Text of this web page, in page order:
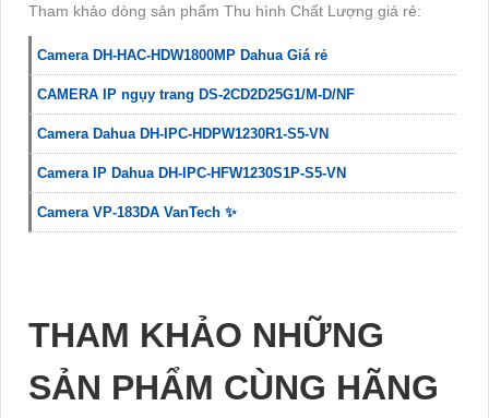
Tham khảo dòng sản phẩm Thu hình Chất Lượng giá rẻ:
Camera DH-HAC-HDW1800MP Dahua Giá rẻ
CAMERA IP ngụy trang DS-2CD2D25G1/M-D/NF
Camera Dahua DH-IPC-HDPW1230R1-S5-VN
Camera IP Dahua DH-IPC-HFW1230S1P-S5-VN
Camera VP-183DA VanTech ✨
THAM KHẢO NHỮNG
SẢN PHẨM CÙNG HÃNG